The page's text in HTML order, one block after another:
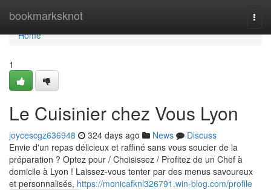
bookmarksknot
Home
Home
1
Le Cuisinier chez Vous Lyon
joycescgz636948 324 days ago News
Discuss
Envie d'un repas délicieux et raffiné sans vous soucier de la
préparation ? Optez pour / Choisissez / Profitez de un Chef à
domicile à Lyon ! Laissez-vous tenter par des menus savoureux
et personnalisés, https://monicafknl326791.win-blog.com/profile